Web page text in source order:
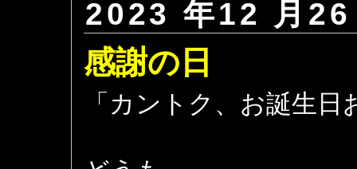
2023 年12 月
感謝の日
「カントク、お誕生